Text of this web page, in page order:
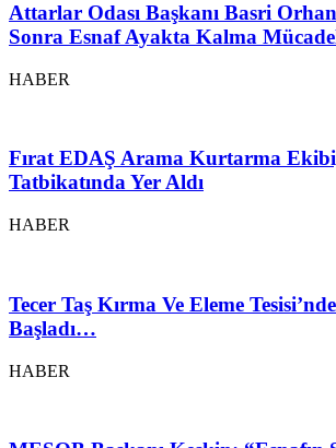
Attarlar Odası Başkanı Basri
Sonra Esnaf Ayakta Kalma
HABER
Fırat EDAŞ Arama Kurtarma
Tatbikatında Yer Aldı
HABER
Tecer Taş Kırma Ve Eleme
Başladı…
HABER